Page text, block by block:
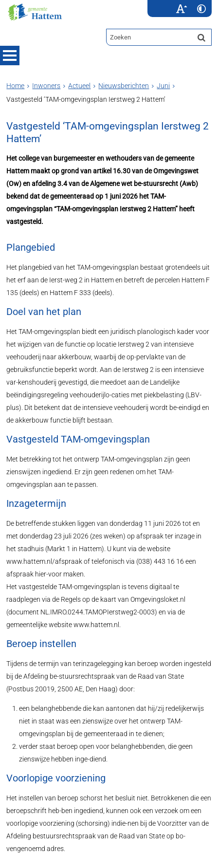
Home Inwoners Actueel Nieuwsberichten
Juni
Vastgesteld ‘TAM-omgevingsplan Ierstweg 2 Hattem’
Vastgesteld ‘TAM-omgevingsplan Ierstweg 2
Hattem’
Het college van burgemeester en wethouders van de gemeente
Hattem maakt op grond van artikel 16.30 van de Omgevingswet
(Ow) en afdeling 3.4 van de Algemene wet be-stuursrecht (Awb)
bekend dat de gemeenteraad op 1 juni 2026 het TAM-
omgevingsplan “TAM-omgevingsplan Ierstweg 2 Hattem” heeft
vastgesteld.
Plangebied
Het plangebied van het TAM-omgevingsplan bestaat grotendeels uit
het erf aan de Ierst-weg 2 in Hattem en betreft de percelen Hattem F
135 (deels) en Hattem F 333 (deels).
Doel van het plan
Het TAM-omgevingsplan biedt een juridisch planologisch kader voor
het wijzigen van de functie op locatie Ierstweg 2 van intensieve
veehouderij naar akkerbouw, waarbij de op-pervlakte van de
gebruiksfunctie beperkt wordt. Aan de Ierstweg 2 is een intensieve
var-kenshouderij gevestigd, die meedoet aan de Landelijke
beëindigingsregeling veehouderijlo-caties met piekbelasting (LBV-
plus). Dit betekent dat de intensieve veehouderij wordt be-eindigd en
de akkerbouw functie blijft bestaan.
Vastgesteld TAM-omgevingsplan
Met betrekking tot het ontwerp TAM-omgevingsplan zijn geen
zienswijzen ingediend. Er zijn geen redenen om het TAM-
omgevingsplan aan te passen.
Inzagetermijn
De betreffende stukken liggen van donderdag 11 juni 2026 tot en
met donderdag 23 juli 2026 (zes weken) op afspraak ter inzage in
het stadhuis (Markt 1 in Hattem). U kunt via de website
www.hattem.nl/afspraak of telefonisch via (038) 443 16 16 een
afspraak hier-voor maken.
Het vastgestelde TAM-omgevingsplan is tevens digitaal te
raadplegen via de Regels op de kaart van Omgevingsloket.nl
(document NL.IMRO.0244.TAMOPIerstweg2-0003) en via de
gemeentelijke website www.hattem.nl.
Beroep instellen
Tijdens de termijn van terinzagelegging kan beroep worden ingesteld
bij de Afdeling be-stuursrechtspraak van de Raad van State
(Postbus 20019, 2500 AE, Den Haag) door:
een belanghebbende die kan aantonen dat hij/zij redelijkerwijs
niet in staat was een zienswijze over het ontwerp TAM-
omgevingsplan bij de gemeenteraad in te dienen;
verder staat beroep open voor belanghebbenden, die geen
zienswijze hebben inge-diend.
Voorlopige voorziening
Het instellen van beroep schorst het besluit niet. Betrokkenen die een
beroepschrift heb-ben ingediend, kunnen ook een verzoek om een
voorlopige voorziening (schorsing) indie-nen bij de Voorzitter van de
Afdeling bestuursrechtspraak van de Raad van State op bo-
vengenoemd adres.